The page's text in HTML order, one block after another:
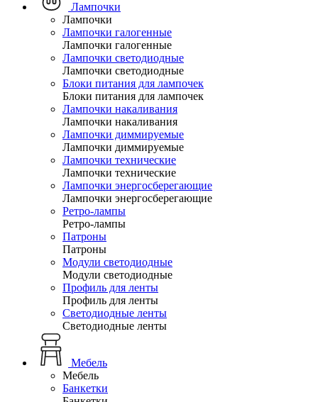
Лампочки
Лампочки
Лампочки галогенные
Лампочки галогенные
Лампочки светодиодные
Лампочки светодиодные
Блоки питания для лампочек
Блоки питания для лампочек
Лампочки накаливания
Лампочки накаливания
Лампочки диммируемые
Лампочки диммируемые
Лампочки технические
Лампочки технические
Лампочки энергосберегающие
Лампочки энергосберегающие
Ретро-лампы
Ретро-лампы
Патроны
Патроны
Модули светодиодные
Модули светодиодные
Профиль для ленты
Профиль для ленты
Светодиодные ленты
Светодиодные ленты
Мебель
Мебель
Банкетки